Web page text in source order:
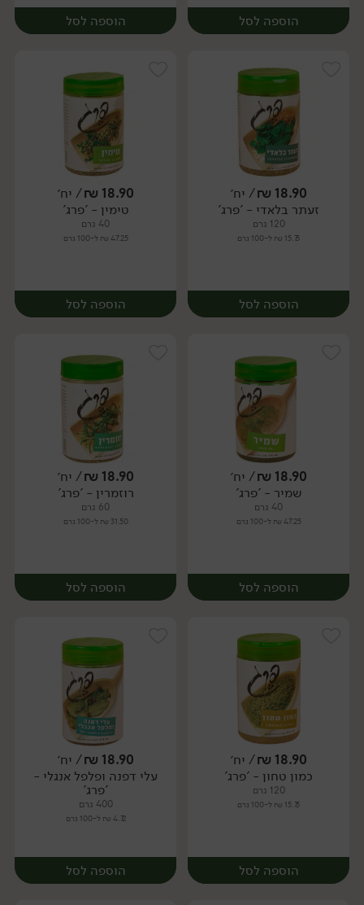
הוספה לסל
יח׳
הוספה לסל
יח׳
18.90
₪/ יח׳
זעתר בלאדי - 'פרג'
120 גרם
15.75 ₪ ל-100 גרם
הוספה לסל
יח׳
18.90
₪/ יח׳
טימין - 'פרג'
40 גרם
47.25 ₪ ל-100 גרם
הוספה לסל
יח׳
18.90
₪/ יח׳
שמיר - 'פרג'
40 גרם
47.25 ₪ ל-100 גרם
הוספה לסל
יח׳
18.90
₪/ יח׳
רוזמרין - 'פרג'
60 גרם
31.50 ₪ ל-100 גרם
הוספה לסל
יח׳
18.90
₪/ יח׳
כמון טחון - 'פרג'
120 גרם
15.75 ₪ ל-100 גרם
הוספה לסל
18.90
₪/ יח׳
עלי דפנה ופלפל אנגלי -
'פרג'
400 גרם
4.72 ₪ ל-100 גרם
הוספה לסל